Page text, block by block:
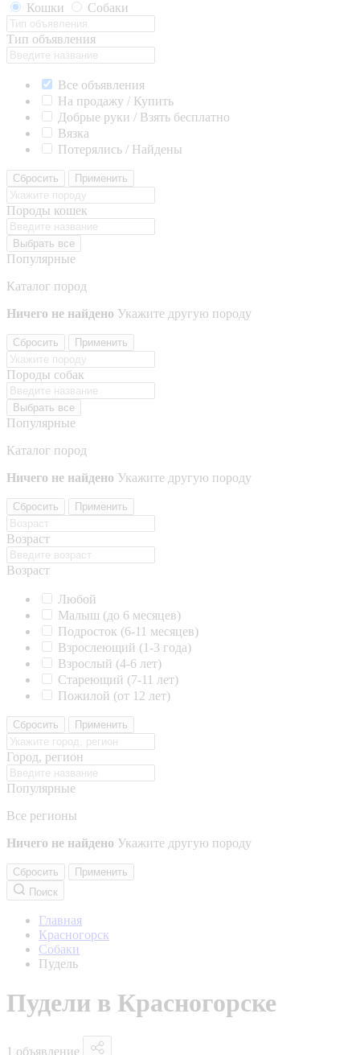
Кошки
Собаки
Тип объявления
Все объявления
На продажу / Купить
Добрые руки / Взять бесплатно
Вязка
Потерялись / Найдены
Сбросить Применить
Породы кошек
Выбрать все
Популярные
Каталог пород
Ничего не найдено Укажите другую породу
Сбросить Применить
Породы собак
Выбрать все
Популярные
Каталог пород
Ничего не найдено Укажите другую породу
Сбросить Применить
Возраст
Возраст
Любой
Малыш (до 6 месяцев)
Подросток (6-11 месяцев)
Взрослеющий (1-3 года)
Взрослый (4-6 лет)
Стареющий (7-11 лет)
Пожилой (от 12 лет)
Сбросить Применить
Город, регион
Популярные
Все регионы
Ничего не найдено Укажите другую породу
Сбросить
Применить
Поиск
Главная
Красногорск
Собаки
Пудель
Пудели в Красногорске
1 объявление